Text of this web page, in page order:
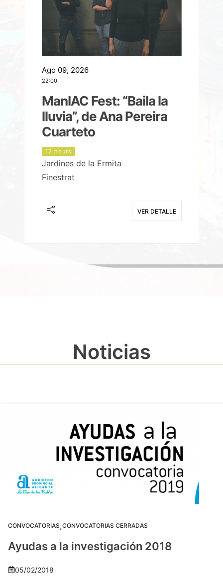
Ago 09, 2026
22:00
ManIAC Fest: “Baila la
lluvia”, de Ana Pereira
Cuarteto
12 hours
Jardines de la Ermita
Finestrat
VER DETALLE
Noticias
CONVOCATORIAS,CONVOCATORIAS CERRADAS
Ayudas a la investigación 2018
05/02/2018